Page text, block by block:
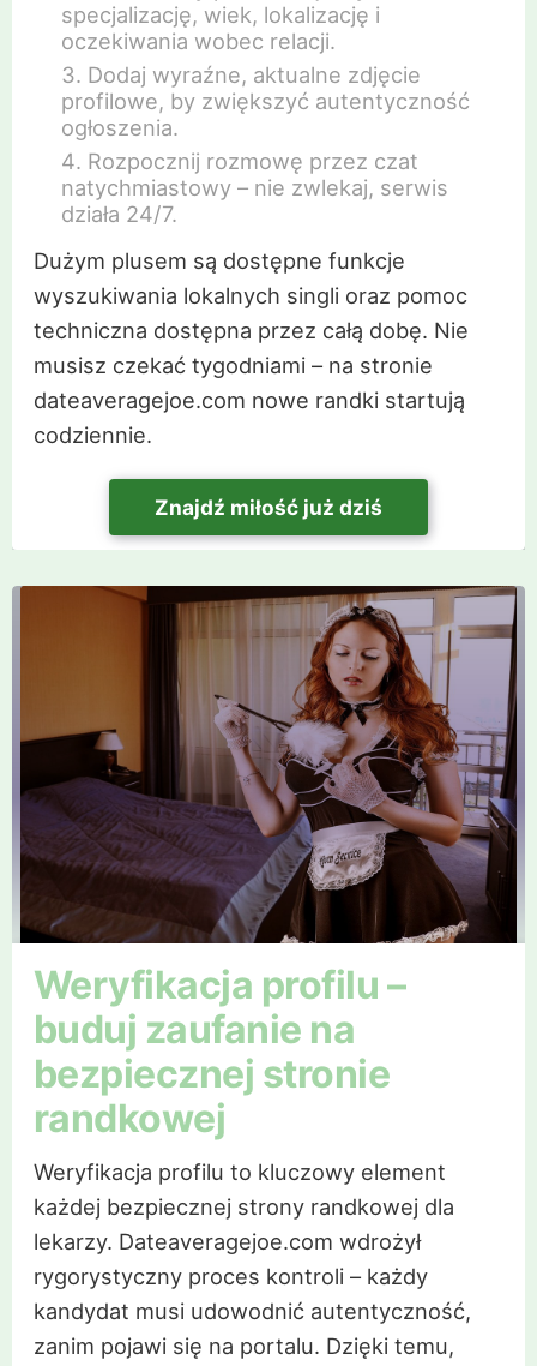
specjalizację, wiek, lokalizację i
oczekiwania wobec relacji.
Dodaj wyraźne, aktualne zdjęcie
profilowe, by zwiększyć autentyczność
ogłoszenia.
Rozpocznij rozmowę przez czat
natychmiastowy – nie zwlekaj, serwis
działa 24/7.
Dużym plusem są dostępne funkcje
wyszukiwania lokalnych singli oraz pomoc
techniczna dostępna przez całą dobę. Nie
musisz czekać tygodniami – na stronie
dateaveragejoe.com nowe randki startują
codziennie.
Znajdź miłość już dziś
Weryfikacja profilu –
buduj zaufanie na
bezpiecznej stronie
randkowej
Weryfikacja profilu to kluczowy element
każdej bezpiecznej strony randkowej dla
lekarzy. Dateaveragejoe.com wdrożył
rygorystyczny proces kontroli – każdy
kandydat musi udowodnić autentyczność,
zanim pojawi się na portalu. Dzięki temu,